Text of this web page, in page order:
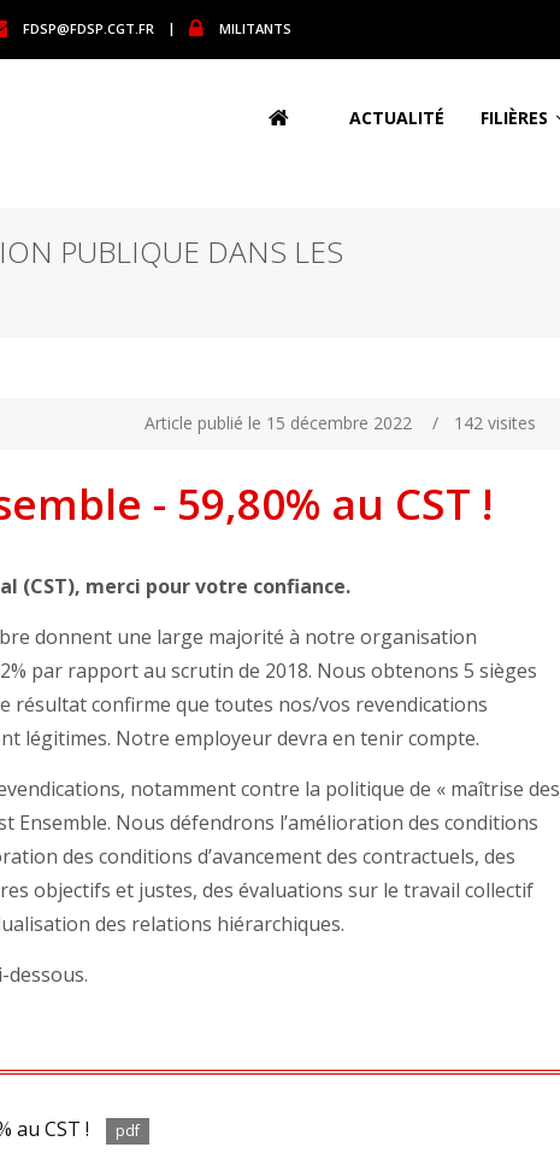
FDSP@FDSP.CGT.FR | MILITANTS
ACTUALITÉ FILIÈRES
PUBLIQUE DANS LES
Article publié le 15 décembre 2022 / 142 visites
- 59,80% au CST !
(CST), merci pour votre confiance.
donnent une large majorité à notre organisation
par rapport au scrutin de 2018. Nous obtenons 5 sièges
résultat confirme que toutes nos/vos revendications
légitimes. Notre employeur devra en tenir compte.
notamment contre la politique de « maîtrise des
Ensemble. Nous défendrons l’amélioration des conditions
des conditions d’avancement des contractuels, des
objectifs et justes, des évaluations sur le travail collectif
des relations hiérarchiques.
au CST ! pdf